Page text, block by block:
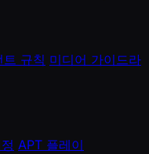
트 규칙 미디어 가이드라
APT 플레이